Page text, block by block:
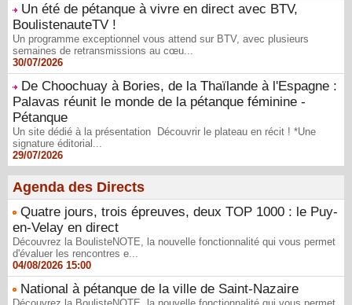
Un été de pétanque à vivre en direct avec BTV,
BoulistenauteTV !
Un programme exceptionnel vous attend sur BTV, avec plusieurs
semaines de retransmissions au cœu...
30/07/2026
De Choochuay à Bories, de la Thaïlande à l'Espagne :
Palavas réunit le monde de la pétanque féminine -
Pétanque
Un site dédié à la présentation Découvrir le plateau en récit ! *Une
signature éditorial...
29/07/2026
Agenda des Directs
Quatre jours, trois épreuves, deux TOP 1000 : le Puy-
en-Velay en direct
Découvrez la BoulisteNOTE, la nouvelle fonctionnalité qui vous permet
d'évaluer les rencontres e...
04/08/2026 15:00
National à pétanque de la ville de Saint-Nazaire